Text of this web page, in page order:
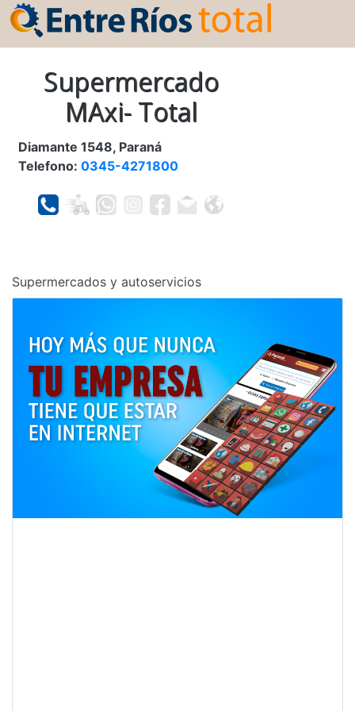
Supermercado
MAxi- Total
Diamante 1548, Paraná
Telefono: 0345-4271800
Supermercados y autoservicios